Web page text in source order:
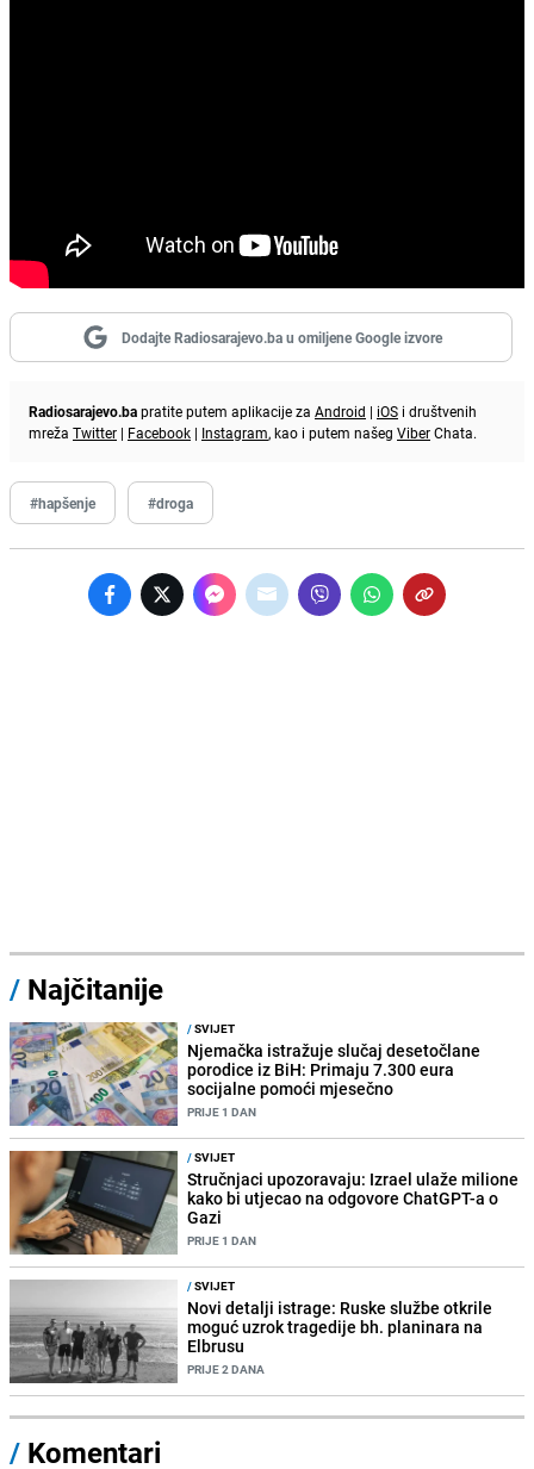
Dodajte Radiosarajevo.ba u omiljene Google izvore
Radiosarajevo.bapratite putem aplikacije za Android | iOS i društvenih
mreža Twitter | Facebook | Instagram, kao i putem našeg ViberChata.
#hapšenje #droga
/ Najčitanije
/SVIJET
Njemačka istražuje slučaj desetočlane
porodice iz BiH: Primaju 7.300 eura
socijalne pomoći mjesečno
PRIJE 1 DAN
/SVIJET
Stručnjaci upozoravaju: Izrael ulaže milione
kako bi utjecao na odgovore ChatGPT-a o
Gazi
PRIJE 1 DAN
/SVIJET
Novi detalji istrage: Ruske službe otkrile
moguć uzrok tragedije bh. planinara na
Elbrusu
PRIJE 2 DANA
/ Komentari